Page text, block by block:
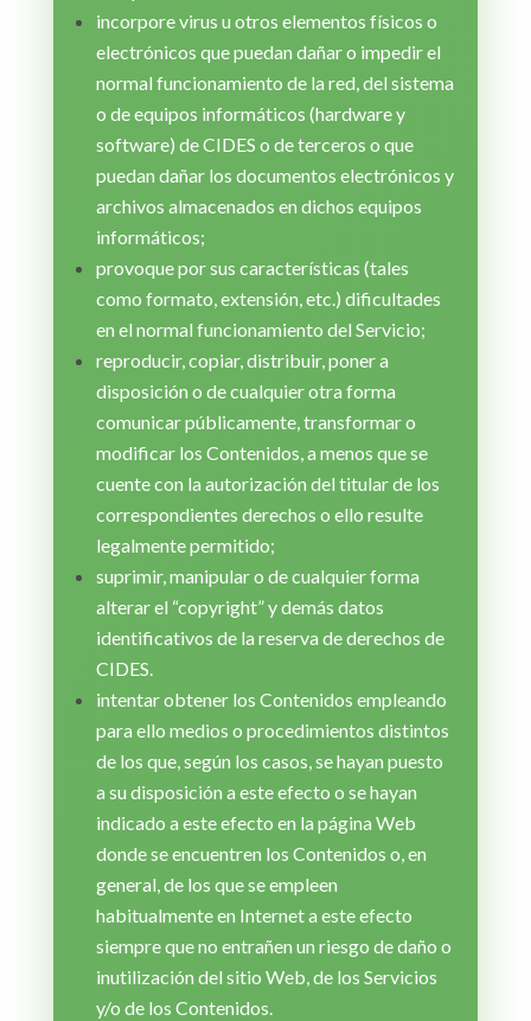
incorpore virus u otros elementos físicos o
electrónicos que puedan dañar o impedir el
normal funcionamiento de la red, del sistema
o de equipos informáticos (hardware y
software) de CIDES o de terceros o que
puedan dañar los documentos electrónicos y
archivos almacenados en dichos equipos
informáticos;
provoque por sus características (tales
como formato, extensión, etc.) dificultades
en el normal funcionamiento del Servicio;
reproducir, copiar, distribuir, poner a
disposición o de cualquier otra forma
comunicar públicamente, transformar o
modificar los Contenidos, a menos que se
cuente con la autorización del titular de los
correspondientes derechos o ello resulte
legalmente permitido;
suprimir, manipular o de cualquier forma
alterar el “copyright” y demás datos
identificativos de la reserva de derechos de
CIDES.
intentar obtener los Contenidos empleando
para ello medios o procedimientos distintos
de los que, según los casos, se hayan puesto
a su disposición a este efecto o se hayan
indicado a este efecto en la página Web
donde se encuentren los Contenidos o, en
general, de los que se empleen
habitualmente en Internet a este efecto
siempre que no entrañen un riesgo de daño o
inutilización del sitio Web, de los Servicios
y/o de los Contenidos.